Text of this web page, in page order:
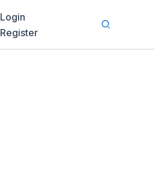
Login
Register
Search